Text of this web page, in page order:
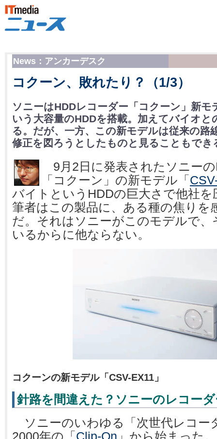
News：アンカーデスク
コクーン、敗れたり？（1/3）
ソニーはHDDレコーダー「コクーン」新
いう大容量のHDDを搭載。加えてバイオと
る。だが、一方、この新モデルは従来の路
修正を図ろうとしたものと見ることもでき
9月2日に発表されたソニー
「コクーン」の新モデル「
バイトというHDDの巨大さで他社
筆者はこの製品に、ある種の焦りを
だ。それはソニーがこのモデルで、
いるからに他ならない。
コクーンの新モデル「CSV-EX11」
針路を間違えた？ソニーのレコー
ソニーのいわゆる「次世代レコー
2000年の「 Clip-On 」から始まった